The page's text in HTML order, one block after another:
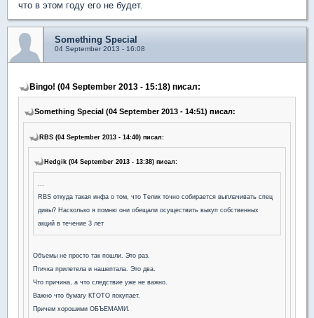
что в этом году его не будет.
Something Special
04 September 2013 - 16:08
Bingo! (04 September 2013 - 15:18) писал:
Something Special (04 September 2013 - 14:51) писал:
RBS (04 September 2013 - 14:40) писал:
Hedgik (04 September 2013 - 13:38) писал:
RBS откуда такая инфа о том, что Телик точно собирается выплачивать спец
дивы? Насколько я помню они обещали осуществить выкуп собственных
акций в течение 3 лет
Объемы не просто так пошли. Это раз.
Птичка прилетела и нашептала. Это два.
Что причина, а что следствие уже не важно.
Важно что бумагу КТОТО покупает.
Причем хорошими ОБЪЕМАМИ.